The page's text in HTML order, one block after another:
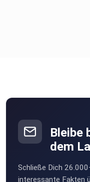
Bleibe
dem
Schließe Dich
interessante Fakten